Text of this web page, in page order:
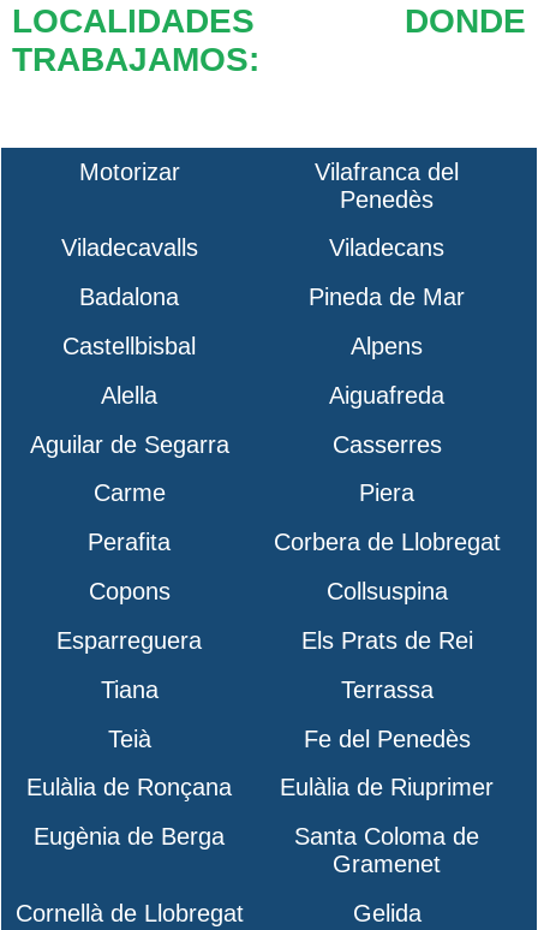
LOCALIDADES DONDE
TRABAJAMOS:
Motorizar
Vilafranca del
Penedès
Viladecavalls
Viladecans
Badalona
Pineda de Mar
Castellbisbal
Alpens
Alella
Aiguafreda
Aguilar de Segarra
Casserres
Carme
Piera
Perafita
Corbera de Llobregat
Copons
Collsuspina
Esparreguera
Els Prats de Rei
Tiana
Terrassa
Teià
Fe del Penedès
Eulàlia de Ronçana
Eulàlia de Riuprimer
Eugènia de Berga
Santa Coloma de
Gramenet
Cornellà de Llobregat
Gelida